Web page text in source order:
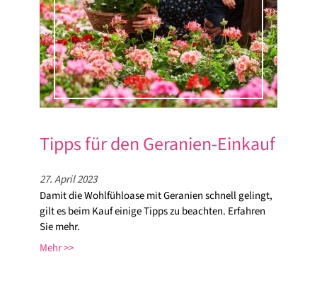
Tipps für den Geranien-Einkauf
27. April 2023
Damit die Wohlfühloase mit Geranien schnell gelingt,
gilt es beim Kauf einige Tipps zu beachten. Erfahren
Sie mehr.
Mehr